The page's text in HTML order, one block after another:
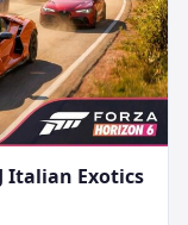
Italian Exotics